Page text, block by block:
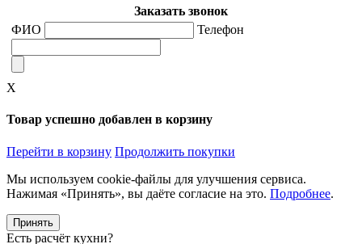
Заказать звонок
ФИО
Телефон
X
Товар успешно добавлен в корзину
Перейти в корзину Продолжить покупки
Мы используем cookie-файлы для улучшения сервиса.
Нажимая «Принять», вы даёте согласие на это. Подробнее.
Принять
Есть расчёт кухни?